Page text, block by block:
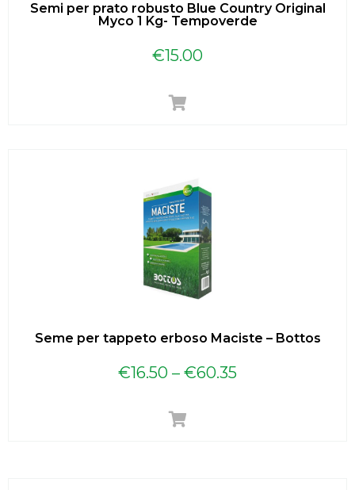
Semi per prato robusto Blue Country Original
Myco 1 Kg- Tempoverde
€15.00
Seme per tappeto erboso Maciste – Bottos
€16.50 – €60.35